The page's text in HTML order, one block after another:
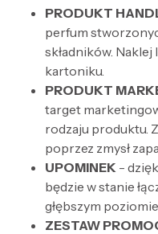
PRODUKT
perfum
składników.
kartoniku.
PRODUKT
target
rodzaju produktu.
poprzez zmysł
UPOMINEK -
będzie w stanie
głębszym
ZESTAW